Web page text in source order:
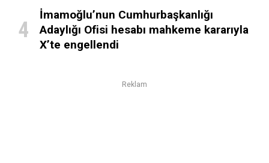
İmamoğlu’nun Cumhurbaşkanlığı
Adaylığı Ofisi hesabı mahkeme kararıyla
X’te engellendi
Reklam